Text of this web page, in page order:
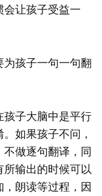
让孩子受益一
孩子一句一句翻
子大脑中是平行
如果孩子不问，
做逐句翻译，同
输出的时候可以
朗读等过程，因